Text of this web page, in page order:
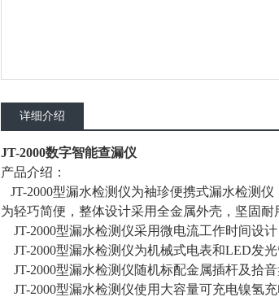
详细介绍
JT-2000数字智能查漏仪
产品介绍：
JT-2000型漏水检测仪为袖珍便携式漏水检测仪
为轻巧简便，整体设计采用全金属外壳，坚固耐
JT-2000型漏水检测仪采用微电流工作时间设
JT-2000型漏水检测仪为机械式电表和LED发
JT-2000型漏水检测仪随机标配金属插杆及拾
JT-2000型漏水检测仪使用大容量可充电镍氢